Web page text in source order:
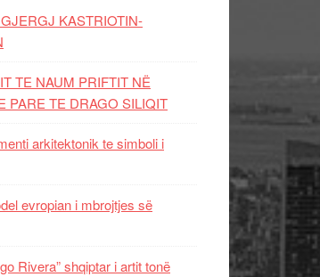
KASTRIOTIN-
TE NAUM PRIFTIT NË
PARE TE DRAGO SILIQIT
arkitektonik te simboli i
evropian i mbrojtjes së
Rivera” shqiptar i artit tonë